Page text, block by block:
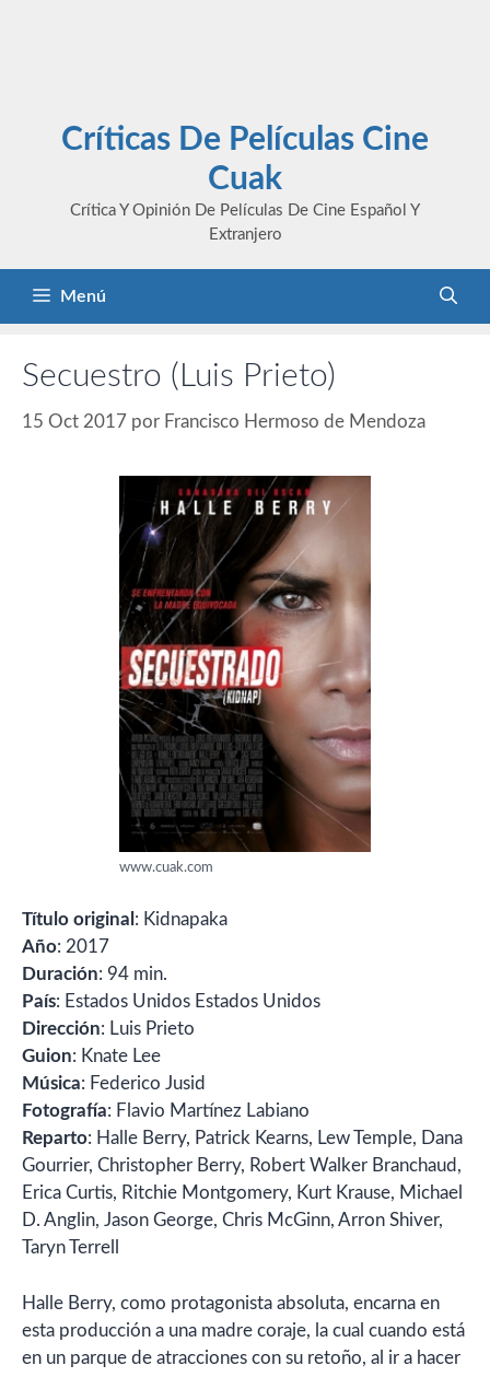
Críticas De Películas Cine
Cuak
Crítica Y Opinión De Películas De Cine Español Y
Extranjero
Menú
Secuestro (Luis Prieto)
15 Oct 2017 por Francisco Hermoso de Mendoza
www.cuak.com
Título original : Kidnapaka
Año: 2017
Duración: 94 min.
País: Estados Unidos Estados Unidos
Dirección: Luis Prieto
Guion: Knate Lee
Música: Federico Jusid
Fotografía: Flavio Martínez Labiano
Reparto: Halle Berry, Patrick Kearns, Lew Temple, Dana
Gourrier, Christopher Berry, Robert Walker Branchaud,
Erica Curtis, Ritchie Montgomery, Kurt Krause, Michael
D. Anglin, Jason George, Chris McGinn, Arron Shiver,
Taryn Terrell
Halle Berry, como protagonista absoluta, encarna en
esta producción a una madre coraje, la cual cuando está
en un parque de atracciones con su retoño, al ir a hacer